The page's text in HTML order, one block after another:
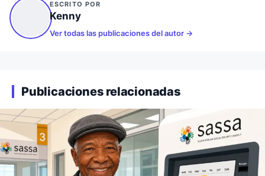
ESCRITO POR
Kenny
Ver todas las publicaciones del autor
Publicaciones relacionadas